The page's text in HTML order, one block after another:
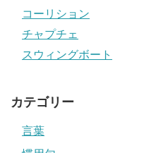
コーリション
チャプチェ
スウィングボート
カテゴリー
言葉